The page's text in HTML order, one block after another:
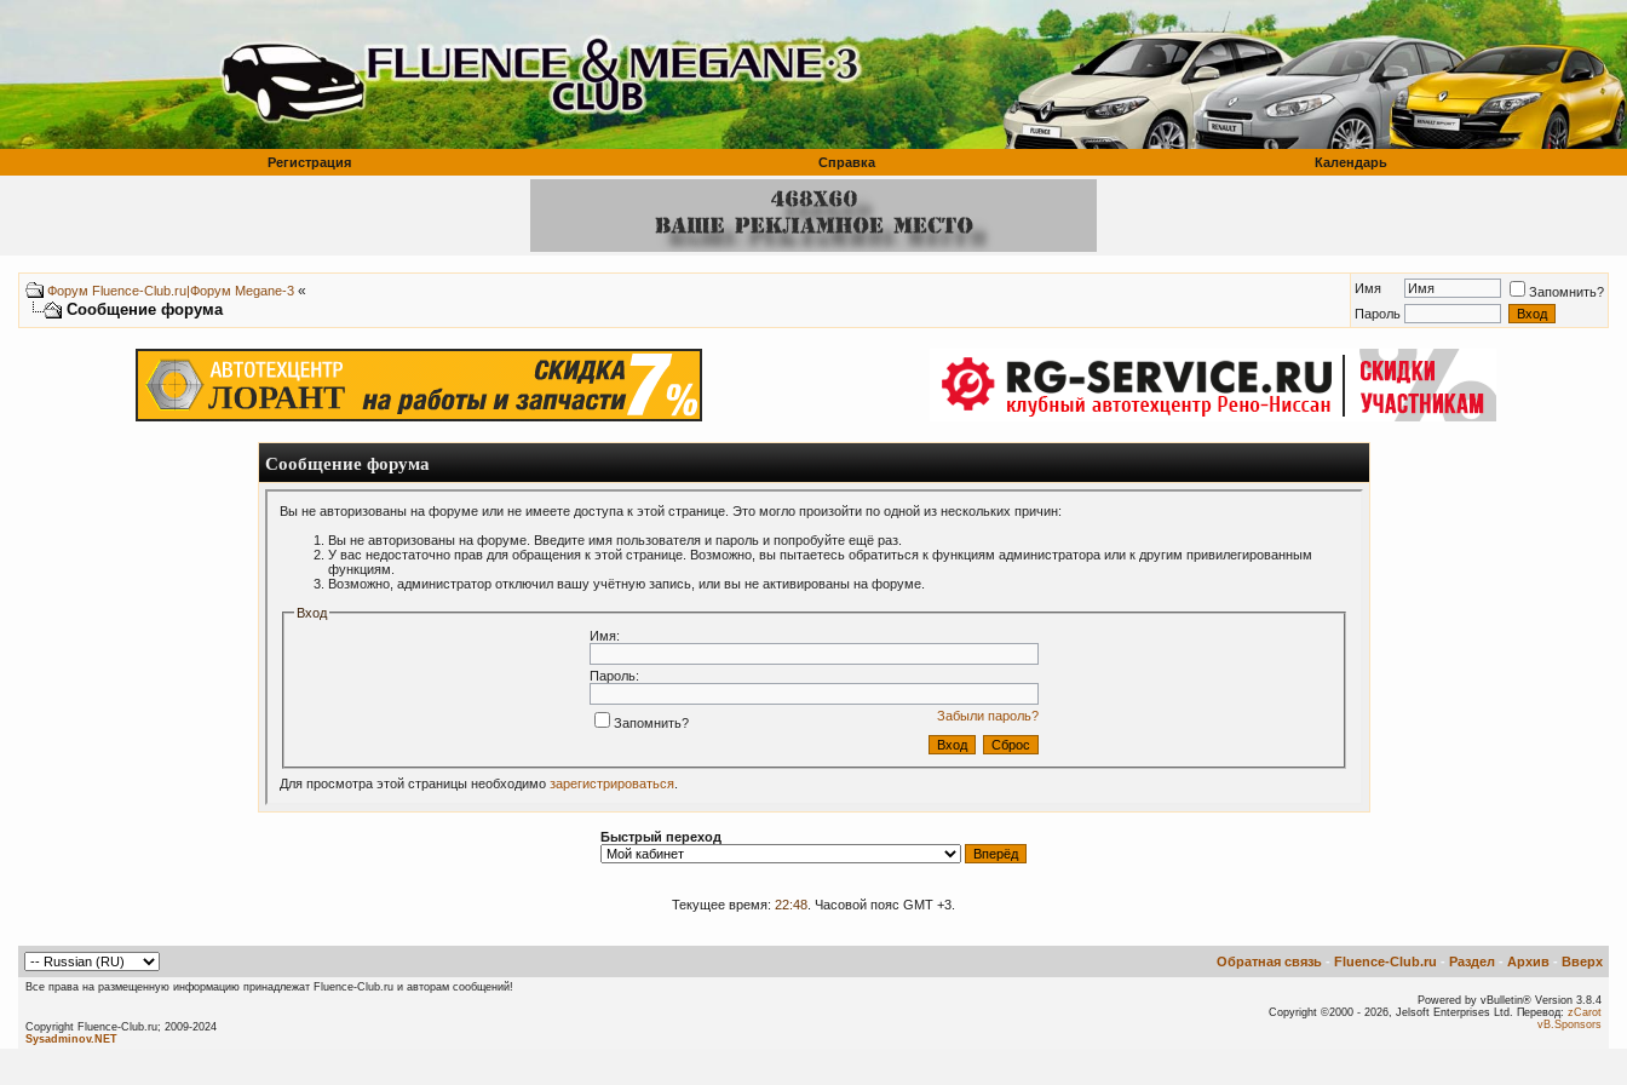
Регистрация Справка Календарь
Форум Fluence-Club.ru|Форум Megane-3 «
Сообщение форума
Имя
Запомнить?
Пароль
Сообщение форума
Вы не авторизованы на форуме или не имеете доступа к этой странице. Это могло произойти по одной из нескольких причин:
Вы не авторизованы на форуме. Введите имя пользователя и пароль и попробуйте ещё раз.
У вас недостаточно прав для обращения к этой странице. Возможно, вы пытаетесь обратиться к функциям администратора или к другим привилегированным
функциям.
Возможно, администратор отключил вашу учётную запись, или вы не активированы на форуме.
Вход
Имя:
Пароль:
Забыли пароль?
Запомнить?
Для просмотра этой страницы необходимо зарегистрироваться.
Быстрый переход
Текущее время: 22:48 . Часовой пояс GMT +3.
Обратная связь - Fluence-Club.ru - Раздел - Архив - Вверх
Все права на размещенную информацию принадлежат Fluence-Club.ru и авторам сообщений!
Copyright Fluence-Club.ru; 2009-2024
Sysadminov.NET
Powered by vBulletin® Version 3.8.4
Copyright ©2000 - 2026, Jelsoft Enterprises Ltd. Перевод: zCarot
vB.Sponsors